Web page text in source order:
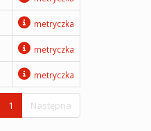
metryczka
metryczka
metryczka
1 Następna